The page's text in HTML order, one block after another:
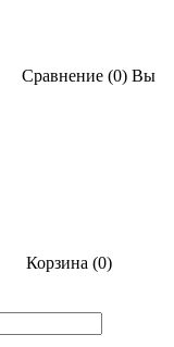
Сравнение (0) Вы
Корзина (0)